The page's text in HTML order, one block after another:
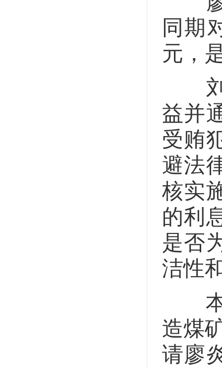
同期
元，
刘
益并
受贿
避法
核实
的利
是否
洁性
本
造煤
请廖